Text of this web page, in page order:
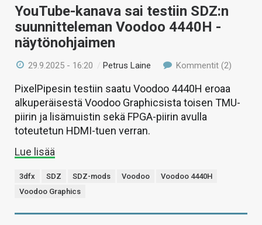
YouTube-kanava sai testiin SDZ:n
suunnitteleman Voodoo 4440H -
näytönohjaimen
29.9.2025 - 16:20 / Petrus Laine Kommentit (2)
PixelPipesin testiin saatu Voodoo 4440H eroaa
alkuperäisestä Voodoo Graphicsista toisen TMU-
piirin ja lisämuistin sekä FPGA-piirin avulla
toteutetun HDMI-tuen verran.
Lue lisää
3dfx SDZ SDZ-mods Voodoo
Voodoo 4440H
Voodoo Graphics